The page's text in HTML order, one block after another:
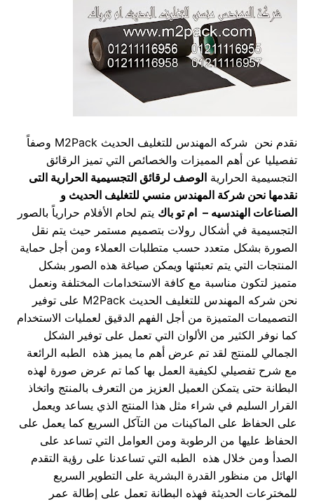
نقدم نحن شركه المهندس للتغليف الحديث M2Pack وصفاً
تفصيليا عن أهم المميزات والخصائص التي تميز الرقائق
التجسيمية الحرارية الوصف لرقائق التجسيمية الحرارية التى
نقدمها نحن شركة المهندس منسي للتغليف الحديث و
الصناعات الهندسيه – ام تو باك يتم لحام الأفلام حرارياً بالصور
التجسيمية في أشكال رولات بتصميم مستمر حيث يتم نقل
الصورة بشكل متعدد حسب متطلبات العملاء ومن أجل حماية
المنتجات التي يتم تعبئتها ويمكن صياغة هذه الصور بشكل
متميز لتكون مناسبة مع كافة الاستخدامات المختلفة ونعمل
نحن شركه المهندس للتغليف الحديث M2Pack على توفير
التصميمات المتميزة من أجل الفهم الدقيق لعمليات الاستخدام
كما نوفر الكثير من الألوان التي تعمل على توفير الشكل
الجمالي للمنتج لقد تم عرض أهم ما يميز هذه الطبه الرائعة
مع شرح تفصيلي لكيفية العمل بها كما تم عرض صورة لهذه
البطانة حتى يتمكن العميل العزيز من التعرف بالمنتج واتخاذ
القرار السليم في شراء مثل هذا المنتج الذي يساعد ويعمل
على الحفاظ على الماكينات من التآكل السريع كما يعمل على
الحفاظ عليها من الرطوبة ومن العوامل التي تساعد على
الصدأ ومن خلال هذه الطبه التي تساعدنا على رؤية التقدم
الهائل من منظور القدرة البشرية على التطوير السريع
للمخترعات الحديثة فهذه البطانة تعمل على إطالة عمر